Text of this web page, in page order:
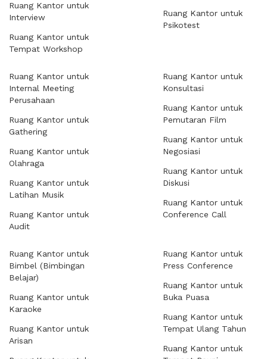
Ruang Kantor untuk
Interview
Ruang Kantor untuk
Tempat Workshop
Ruang Kantor untuk
Psikotest
Ruang Kantor untuk
Internal Meeting
Perusahaan
Ruang Kantor untuk
Gathering
Ruang Kantor untuk
Olahraga
Ruang Kantor untuk
Latihan Musik
Ruang Kantor untuk
Audit
Ruang Kantor untuk
Konsultasi
Ruang Kantor untuk
Pemutaran Film
Ruang Kantor untuk
Negosiasi
Ruang Kantor untuk
Diskusi
Ruang Kantor untuk
Conference Call
Ruang Kantor untuk
Bimbel (Bimbingan
Belajar)
Ruang Kantor untuk
Karaoke
Ruang Kantor untuk
Arisan
Ruang Kantor untuk
Press Conference
Ruang Kantor untuk
Buka Puasa
Ruang Kantor untuk
Tempat Ulang Tahun
Ruang Kantor untuk